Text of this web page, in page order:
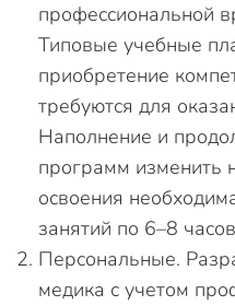
профессиональной
Типовые учебные
приобретение
требуются для
Наполнение и
программ изменить
освоения
занятий по 6–8
Персональные.
медика с учетом